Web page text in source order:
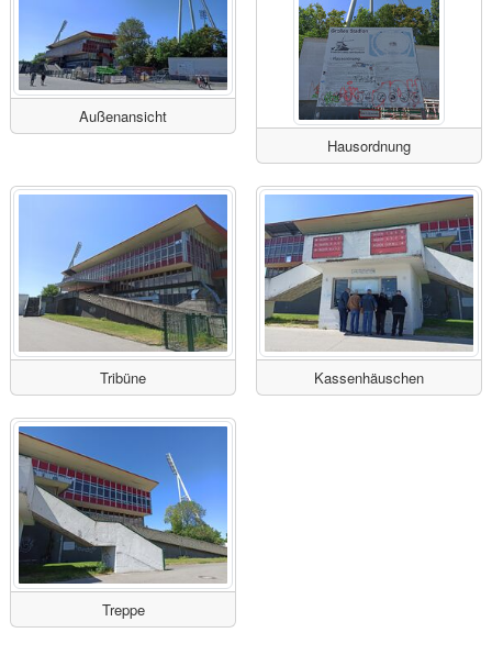
Außenansicht
Hausordnung
Tribüne Kassenhäuschen
Treppe